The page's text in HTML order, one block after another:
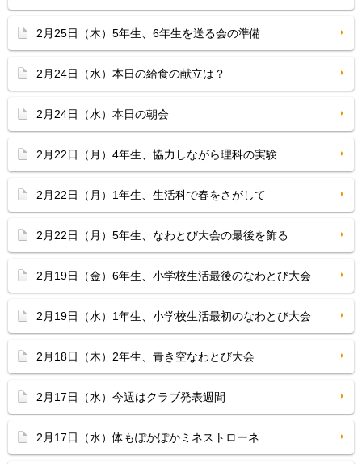
2月25日（木）5年生、6年生を送る会の準備
2月24日（水）本日の給食の献立は？
2月24日（水）本日の朝会
2月22日（月）4年生、協力しながら理科の実験
2月22日（月）1年生、生活科で春をさがして
2月22日（月）5年生、なわとび大会の最後を飾る
2月19日（金）6年生、小学校生活最後のなわとび大会
2月19日（水）1年生、小学校生活最初のなわとび大会
2月18日（木）2年生、青き空なわとび大会
2月17日（水）今週はクラブ発表週間
2月17日（水）体もぽかぽかミネストローネ